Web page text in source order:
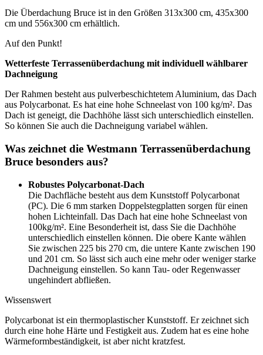
Die Überdachung Bruce ist in den Größen 313x300 cm, 435x300
cm und 556x300 cm erhältlich.
Auf den Punkt!
Wetterfeste Terrassenüberdachung mit individuell wählbarer
Dachneigung
Der Rahmen besteht aus pulverbeschichtetem Aluminium, das Dach
aus Polycarbonat. Es hat eine hohe Schneelast von 100 kg/m². Das
Dach ist geneigt, die Dachhöhe lässt sich unterschiedlich einstellen.
So können Sie auch die Dachneigung variabel wählen.
Was zeichnet die Westmann Terrassenüberdachung
Bruce besonders aus?
Robustes Polycarbonat-Dach
Die Dachfläche besteht aus dem Kunststoff Polycarbonat
(PC). Die 6 mm starken Doppelstegplatten sorgen für einen
hohen Lichteinfall. Das Dach hat eine hohe Schneelast von
100kg/m². Eine Besonderheit ist, dass Sie die Dachhöhe
unterschiedlich einstellen können. Die obere Kante wählen
Sie zwischen 225 bis 270 cm, die untere Kante zwischen 190
und 201 cm. So lässt sich auch eine mehr oder weniger starke
Dachneigung einstellen. So kann Tau- oder Regenwasser
ungehindert abfließen.
Wissenswert
Polycarbonat ist ein thermoplastischer Kunststoff. Er zeichnet sich
durch eine hohe Härte und Festigkeit aus. Zudem hat es eine hohe
Wärmeformbeständigkeit, ist aber nicht kratzfest.